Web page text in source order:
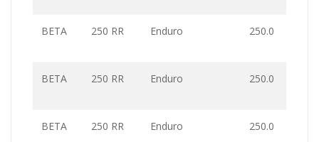
BETA 250 RR Enduro 250.0
BETA 250 RR Enduro 250.0
BETA 250 RR Enduro 250.0